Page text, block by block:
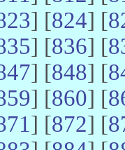
] [824] [
] [836] [
] [848] [
] [860] [
] [872] [